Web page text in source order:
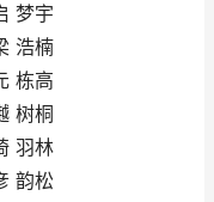
梦宇
浩楠
栋高
树桐
羽林
韵松